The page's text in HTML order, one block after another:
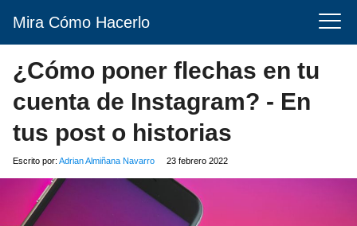
Mira Cómo Hacerlo
¿Cómo poner flechas en tu
cuenta de Instagram? - En
tus post o historias
Escrito por: Adrian Almiñana Navarro 23 febrero 2022